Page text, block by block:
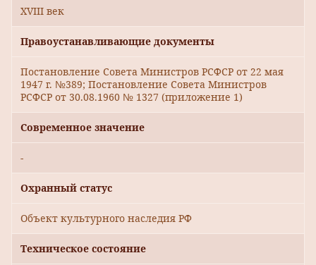
XVIII век
Правоустанавливающие документы
Постановление Совета Министров РСФСР от 22 мая
1947 г. №389; Постановление Совета Министров
РСФСР от 30.08.1960 № 1327 (приложение 1)
Современное значение
-
Охранный статус
Объект культурного наследия РФ
Техническое состояние